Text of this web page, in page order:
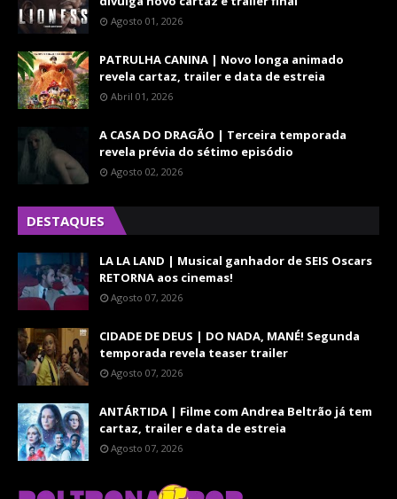
Agosto 01, 2026
PATRULHA CANINA | Novo longa animado
revela cartaz, trailer e data de estreia
Abril 01, 2026
A CASA DO DRAGÃO | Terceira temporada
revela prévia do sétimo episódio
Agosto 02, 2026
DESTAQUES
LA LA LAND | Musical ganhador de SEIS Oscars
RETORNA aos cinemas!
Agosto 07, 2026
CIDADE DE DEUS | DO NADA, MANÉ! Segunda
temporada revela teaser trailer
Agosto 07, 2026
ANTÁRTIDA | Filme com Andrea Beltrão já tem
cartaz, trailer e data de estreia
Agosto 07, 2026